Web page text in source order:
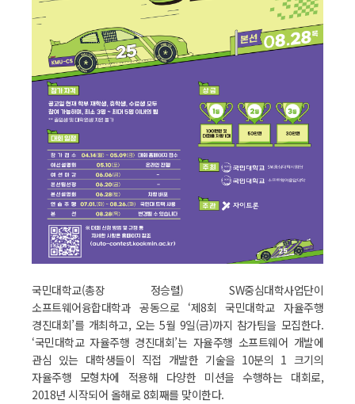
국민대학교(총장 정승렬) SW중심대학사업단이
소프트웨어융합대학과 공동으로 ‘제8회 국민대학교 자율주행
경진대회’를 개최하고, 오는 5월 9일(금)까지 참가팀을 모집한다.
‘국민대학교 자율주행 경진대회’는 자율주행 소프트웨어 개발에
관심 있는 대학생들이 직접 개발한 기술을 10분의 1 크기의
자율주행 모형차에 적용해 다양한 미션을 수행하는 대회로,
2018년 시작되어 올해로 8회째를 맞이한다.